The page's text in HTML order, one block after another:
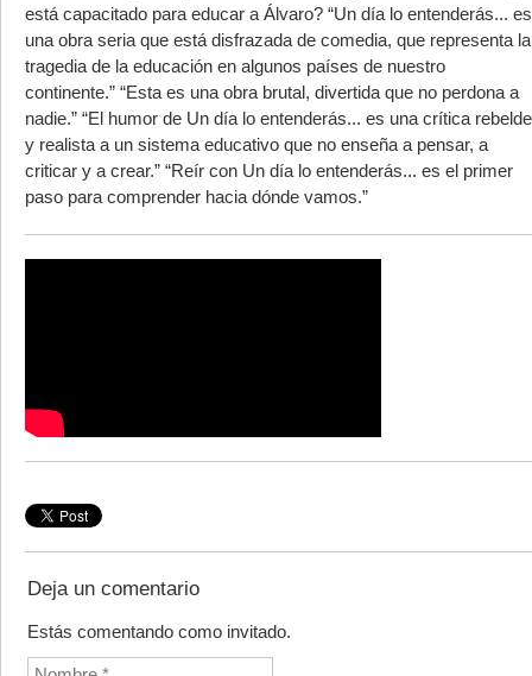
está capacitado para educar a Álvaro? “Un día lo entenderás... es
una obra seria que está disfrazada de comedia, que representa la
tragedia de la educación en algunos países de nuestro
continente.” “Esta es una obra brutal, divertida que no perdona a
nadie.” “El humor de Un día lo entenderás... es una crítica rebelde
y realista a un sistema educativo que no enseña a pensar, a
criticar y a crear.” “Reír con Un día lo entenderás... es el primer
paso para comprender hacia dónde vamos.”
Deja un comentario
Estás comentando como invitado.